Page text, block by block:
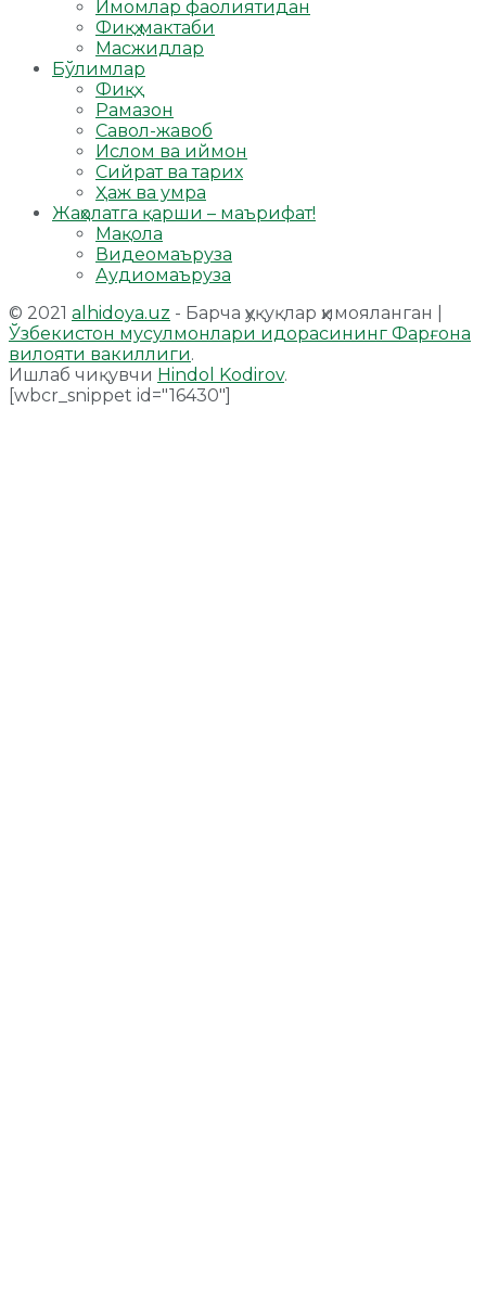
Имомлар фаолиятидан
Фиқҳ мактаби
Масжидлар
Бўлимлар
Фиқҳ
Рамазон
Савол-жавоб
Ислом ва иймон
Сийрат ва тарих
Ҳаж ва умра
Жаҳолатга қарши – маърифат!
Мақола
Видеомаъруза
Аудиомаъруза
© 2021 alhidoya.uz - Барча ҳуқуқлар ҳимояланган |
Ўзбекистон мусулмонлари идорасининг Фарғона
вилояти вакиллиги.
Ишлаб чиқувчи Hindol Kodirov.
[wbcr_snippet id="16430"]